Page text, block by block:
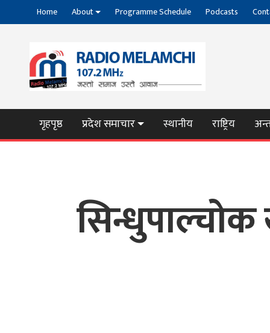
Home About Programme Schedule Podcasts
गृहपृष्ठ प्रदेश समाचार स्थानीय राष्ट्रिय
सिन्धुपाल्चोक